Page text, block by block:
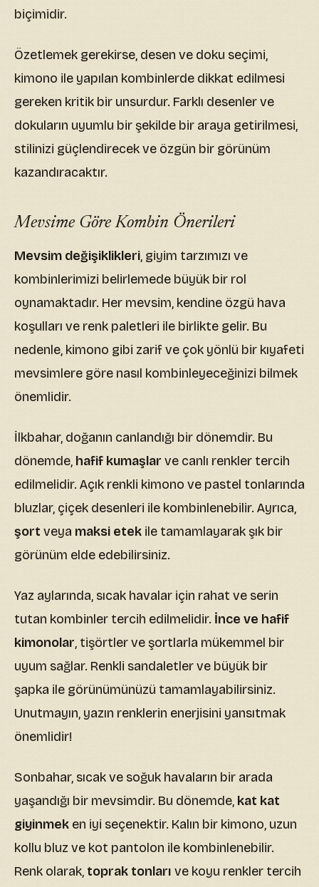
biçimidir.
Özetlemek gerekirse, desen ve doku seçimi,
kimono ile yapılan kombinlerde dikkat edilmesi
gereken kritik bir unsurdur. Farklı desenler ve
dokuların uyumlu bir şekilde bir araya getirilmesi,
stilinizi güçlendirecek ve özgün bir görünüm
kazandıracaktır.
Mevsime Göre Kombin Önerileri
Mevsim değişiklikleri, giyim tarzımızı ve
kombinlerimizi belirlemede büyük bir rol
oynamaktadır. Her mevsim, kendine özgü hava
koşulları ve renk paletleri ile birlikte gelir. Bu
nedenle, kimono gibi zarif ve çok yönlü bir kıyafeti
mevsimlere göre nasıl kombinleyeceğinizi bilmek
önemlidir.
İlkbahar, doğanın canlandığı bir dönemdir. Bu
dönemde, hafif kumaşlar ve canlı renkler tercih
edilmelidir. Açık renkli kimono ve pastel tonlarında
bluzlar, çiçek desenleri ile kombinlenebilir. Ayrıca,
şort veya maksi etek ile tamamlayarak şık bir
görünüm elde edebilirsiniz.
Yaz aylarında, sıcak havalar için rahat ve serin
tutan kombinler tercih edilmelidir. İnce ve hafif
kimonolar, tişörtler ve şortlarla mükemmel bir
uyum sağlar. Renkli sandaletler ve büyük bir
şapka ile görünümünüzü tamamlayabilirsiniz.
Unutmayın, yazın renklerin enerjisini yansıtmak
önemlidir!
Sonbahar, sıcak ve soğuk havaların bir arada
yaşandığı bir mevsimdir. Bu dönemde, kat kat
giyinmek en iyi seçenektir. Kalın bir kimono, uzun
kollu bluz ve kot pantolon ile kombinlenebilir.
Renk olarak, toprak tonları ve koyu renkler tercih